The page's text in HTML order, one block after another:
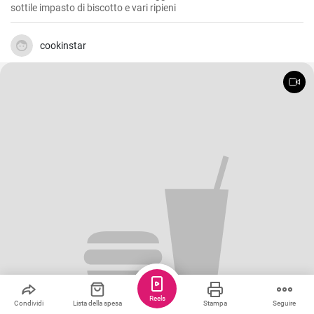
sottile impasto di biscotto e vari ripieni
cookinstar
Condividi Lista della spesa Stampa Seguire
Reels